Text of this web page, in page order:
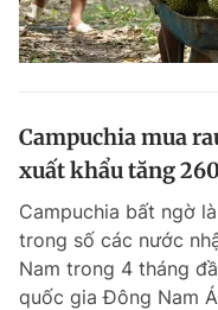
Campuchia mua
xuất khẩu tăng
Campuchia bất ngờ
trong số các nước
Nam trong 4 tháng
quốc gia Đông Nam